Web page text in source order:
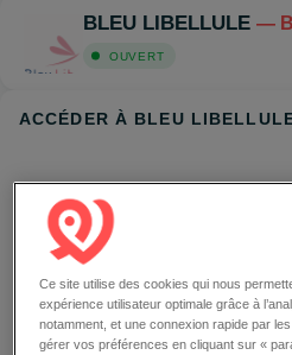
BLEU LIBELLULE —
OUVERT
ACCÉDER À BLEU
Ce site utilise des cookies qui nous
expérience utilisateur optimale grâce à
notamment, et une connexion rapide par
gérer vos préférences en cliquant sur «